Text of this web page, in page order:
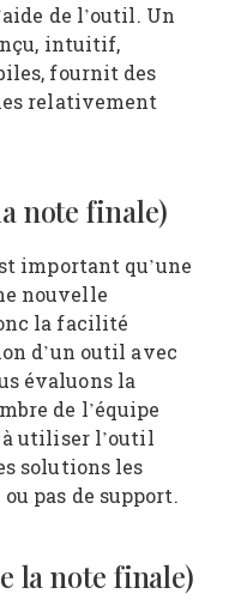
de l’outil. Un
intuitif,
fournit des
relativement
note finale)
important qu’une
nouvelle
la facilité
d’un outil avec
évaluons la
de l’équipe
utiliser l’outil
solutions les
pas de support.
la note finale)